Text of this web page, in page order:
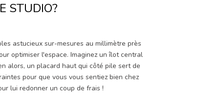
STUDIO?
astucieux sur-mesures au millimètre près
optimiser l'espace. Imaginez un îlot central
alors, un placard haut qui côté pile sert de
pour que vous vous sentiez bien chez
lui redonner un coup de frais !